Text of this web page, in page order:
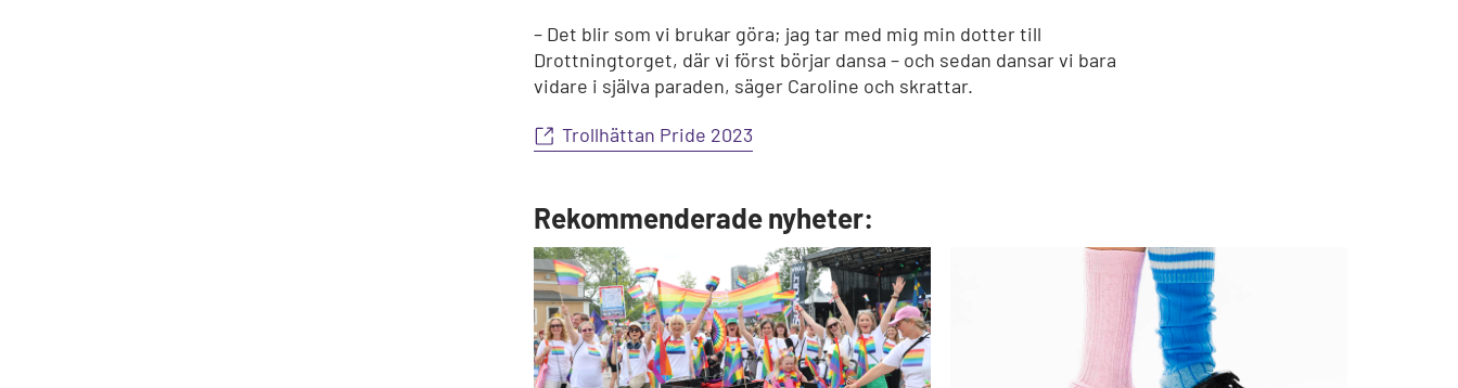
– Det blir som vi brukar göra; jag tar med mig min dotter till
Drottningtorget, där vi först börjar dansa – och sedan dansar vi bara
vidare i själva paraden, säger Caroline och skrattar.
Trollhättan Pride 2023
Rekommenderade nyheter: